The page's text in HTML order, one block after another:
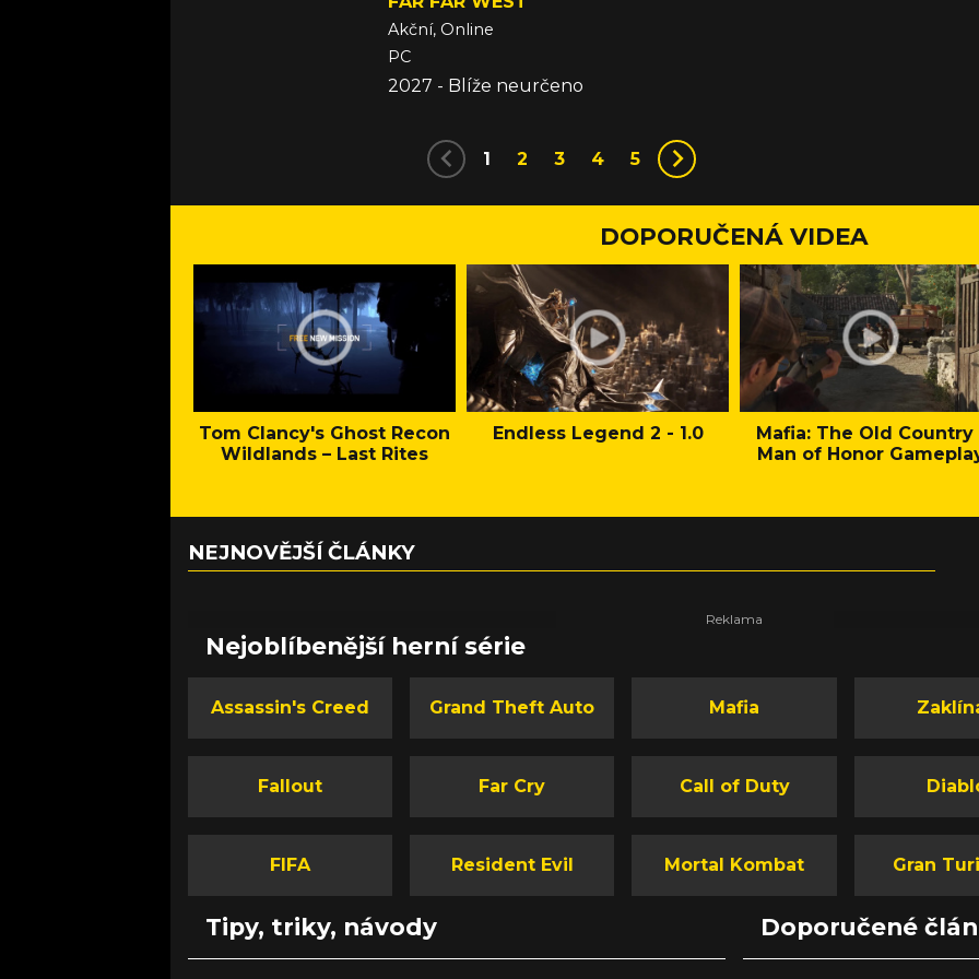
Akční, Online
PC
2027 - Blíže neurčeno
1 2 3 4 5
DOPORUČENÁ VIDEA
Tom Clancy's Ghost Recon
Wildlands – Last Rites
Endless Legend 2 - 1.0
Mafia: The Old Country
Man of Honor
NEJNOVĚJŠÍ ČLÁNKY
Nejoblíbenější herní série
Assassin's Creed Grand Theft Auto Mafia
Fallout Far Cry Call of Duty
FIFA Resident Evil Mortal Kombat Gran
Tipy, triky, návody Doporučené